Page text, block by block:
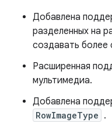
Добавлена
разделенных на
создавать более
Расширенная
мультимедиа.
Добавлена
RowImageType .